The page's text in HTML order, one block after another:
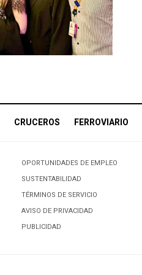
CRUCEROS FERROVIARIO
OPORTUNIDADES DE EMPLEO
SUSTENTABILIDAD
TÉRMINOS DE SERVICIO
AVISO DE PRIVACIDAD
PUBLICIDAD